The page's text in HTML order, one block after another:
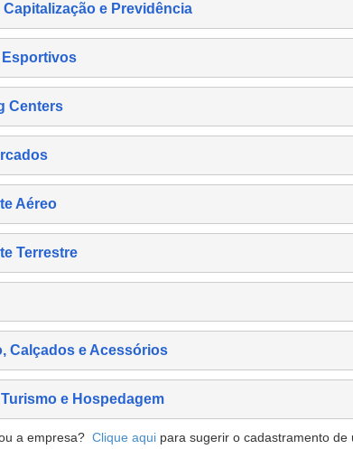
e Previdência
Centers
Aéreo
Terrestre
Calçados e Acessórios
e Hospedagem
a empresa? Clique aqui para sugerir o cadastramento de